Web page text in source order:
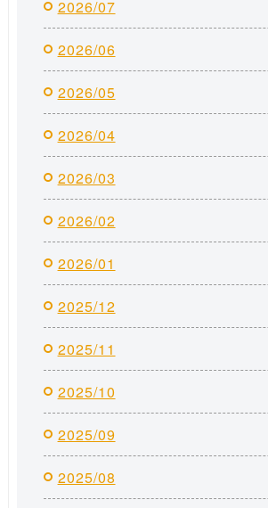
2026/07
2026/06
2026/05
2026/04
2026/03
2026/02
2026/01
2025/12
2025/11
2025/10
2025/09
2025/08